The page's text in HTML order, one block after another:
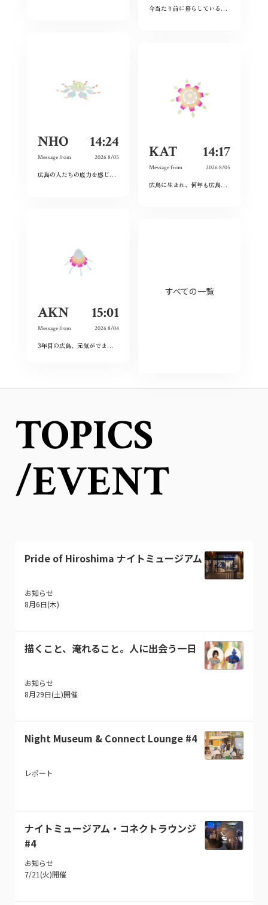
今当たり前に暮らしている日々が特別なものに感じた。暗い気持ちになることなく、とても前向きにこれからの未来を精一杯生きて作りたいと感じました。
NHO 14:24
Message from 2026 8/05
広島の人たちの底力を感じた。今私たちはそれを受け継ぐことができているのだろうか。平和とは何か、問い続けたい。
KAT 14:17
Message from 2026 8/05
広島に生まれ、何年も広島を離れて過ごしたけれど、なぜか、常に広島に対する想いは持ち続けていた。
AKN 15:01
Message from 2026 8/04
3年目の広島、元気がでます！
すべての一覧
TOPICS
/EVENT
Pride of Hiroshima ナイトミュージアム
お知らせ
8月6日(木)
描くこと、淹れること。人に出会う一日
お知らせ
8月29日(土)開催
Night Museum & Connect Lounge #4
レポート
ナイトミュージアム・コネクトラウンジ
#4
お知らせ
7/21(火)開催